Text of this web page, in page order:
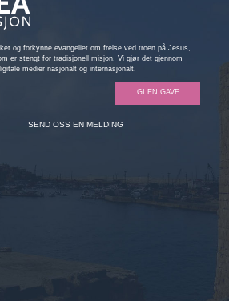
og forkynne evangeliet om frelse ved troen på Jesus,
er stengt for tradisjonell misjon. Vi gjør det gjennom
medier nasjonalt og internasjonalt.
GI EN GAVE
SEND OSS EN MELDING